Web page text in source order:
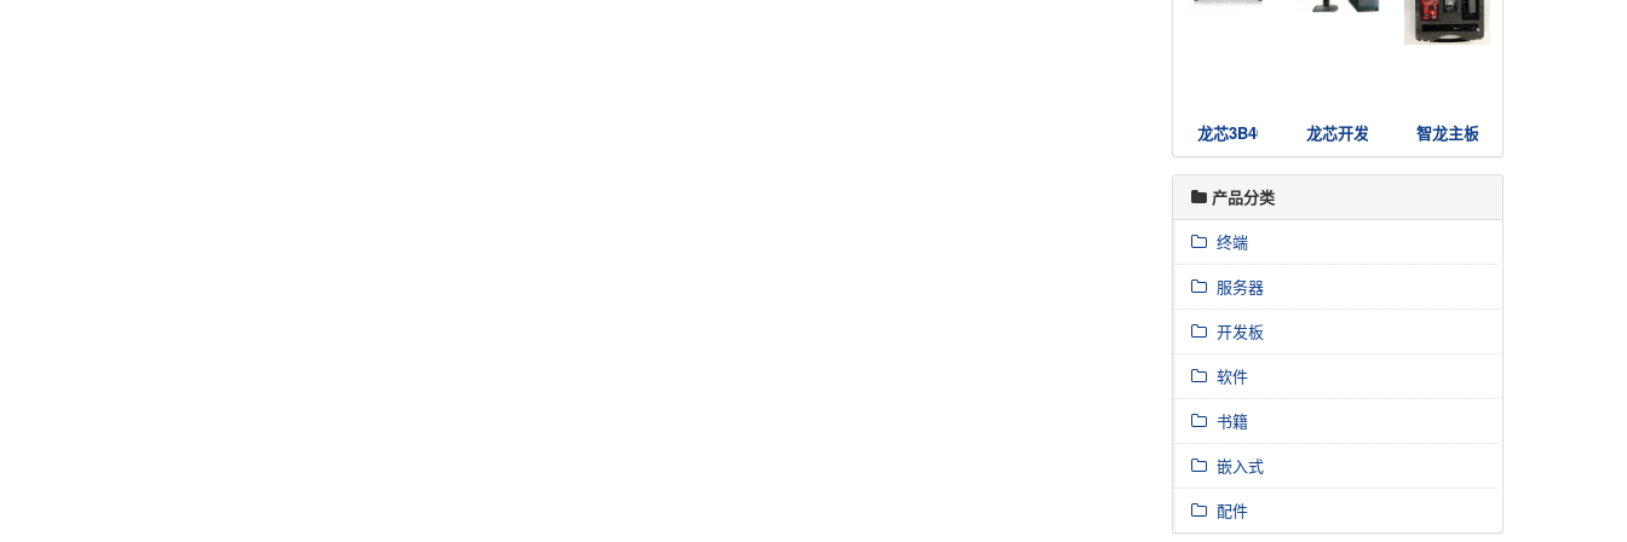
龙芯3B4000国产高可用服务器集群
龙芯开发者电脑3A4000
智龙主板套件
产品分类
终端
服务器
开发板
软件
书籍
嵌入式
配件